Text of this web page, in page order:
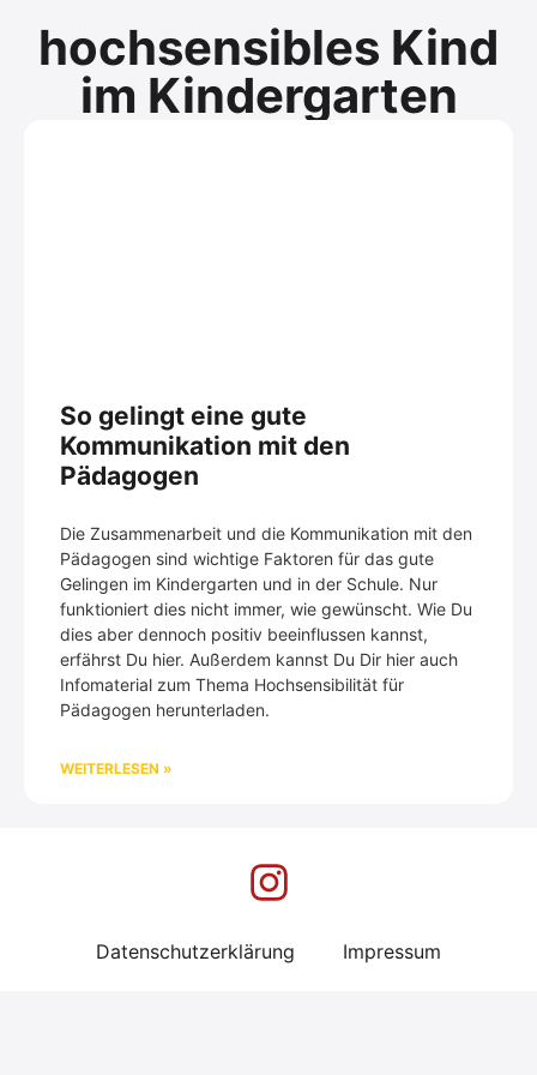
hochsensibles Kind
im Kindergarten
So gelingt eine gute
Kommunikation mit den
Pädagogen
Die Zusammenarbeit und die Kommunikation mit den
Pädagogen sind wichtige Faktoren für das gute
Gelingen im Kindergarten und in der Schule. Nur
funktioniert dies nicht immer, wie gewünscht. Wie Du
dies aber dennoch positiv beeinflussen kannst,
erfährst Du hier. Außerdem kannst Du Dir hier auch
Infomaterial zum Thema Hochsensibilität für
Pädagogen herunterladen.
WEITERLESEN »
Datenschutzerklärung Impressum